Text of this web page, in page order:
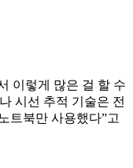
이렇게 많은 걸 할 수
시선 추적 기술은 전
트북만 사용했다”고